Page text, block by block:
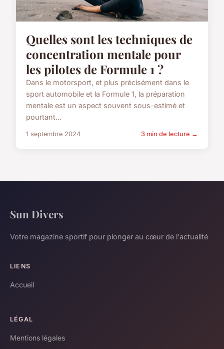
Quelles sont les techniques de
concentration mentale pour
les pilotes de Formule 1 ?
Dans le motorsport, et plus précisément dans le
sport automobile et la Formule 1, la préparation
mentale est un aspect souvent sous-estimé et
pourtant...
1 septembre 2024 3 min de lecture →
Sun Divers
Votre magazine sportif pour plonger au cœur de l'actualité
LIENS
Accueil
LÉGAL
Mentions légales